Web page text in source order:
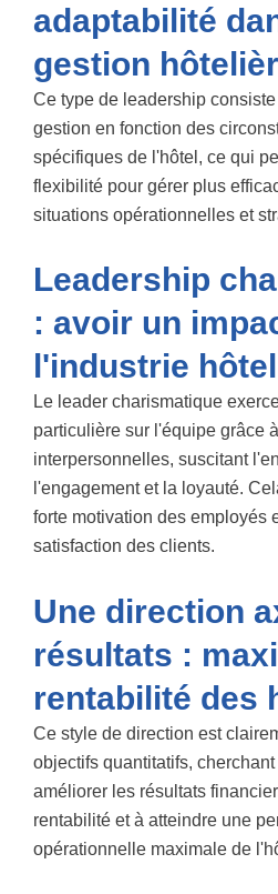
adaptabilité
gestion
Ce type de leadership
gestion en fonction des
spécifiques de l'hôtel, ce qui
flexibilité pour gérer plus
situations opérationnelles et
Leadership
: avoir un
l'industrie
Le leader charismatique
particulière sur l'équipe grâce
interpersonnelles, suscitant
l'engagement et la loyauté.
forte motivation des employés
satisfaction des clients.
Une direction
résultats :
rentabilité des
Ce style de direction est
objectifs quantitatifs,
améliorer les résultats
rentabilité et à atteindre une
opérationnelle maximale de